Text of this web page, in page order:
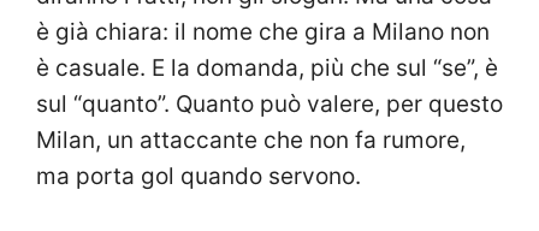
è già chiara: il nome che gira a Milano non
è casuale. E la domanda, più che sul “se”, è
sul “quanto”. Quanto può valere, per questo
Milan, un attaccante che non fa rumore,
ma porta gol quando servono.